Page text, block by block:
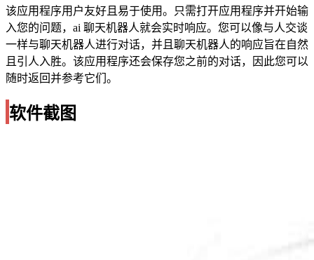
该应用程序用户友好且易于使用。只需打开应用程序并开始输
入您的问题，ai 聊天机器人就会实时响应。您可以像与人交谈
一样与聊天机器人进行对话，并且聊天机器人的响应旨在自然
且引人入胜。该应用程序还会保存您之前的对话，因此您可以
随时返回并参考它们。
软件截图